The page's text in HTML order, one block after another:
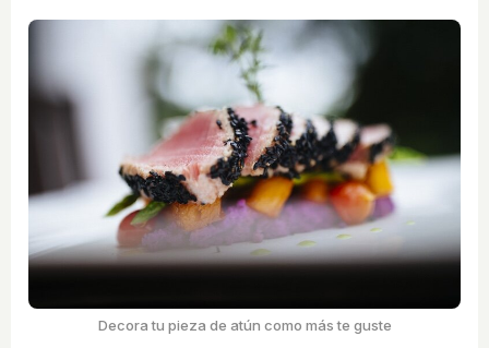
Decora tu pieza de atún como más te guste